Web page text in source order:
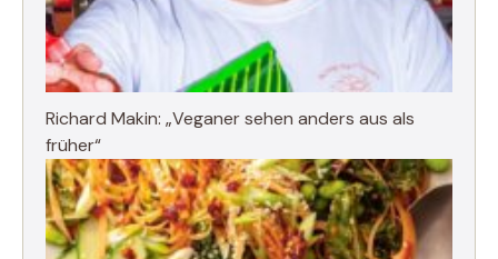
Richard Makin: „Veganer sehen anders aus als
früher“